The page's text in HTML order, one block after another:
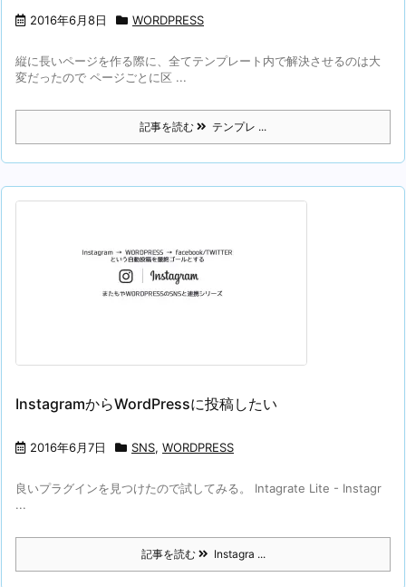
2016年6月8日 WORDPRESS
縦に長いページを作る際に、全てテンプレート内で解決させるのは大
変だったので ページごとに区 ...
記事を読む テンプレ ...
InstagramからWordPressに投稿したい
2016年6月7日 SNS, WORDPRESS
良いプラグインを見つけたので試してみる。 Intagrate Lite - Instagr
...
記事を読む Instagra ...